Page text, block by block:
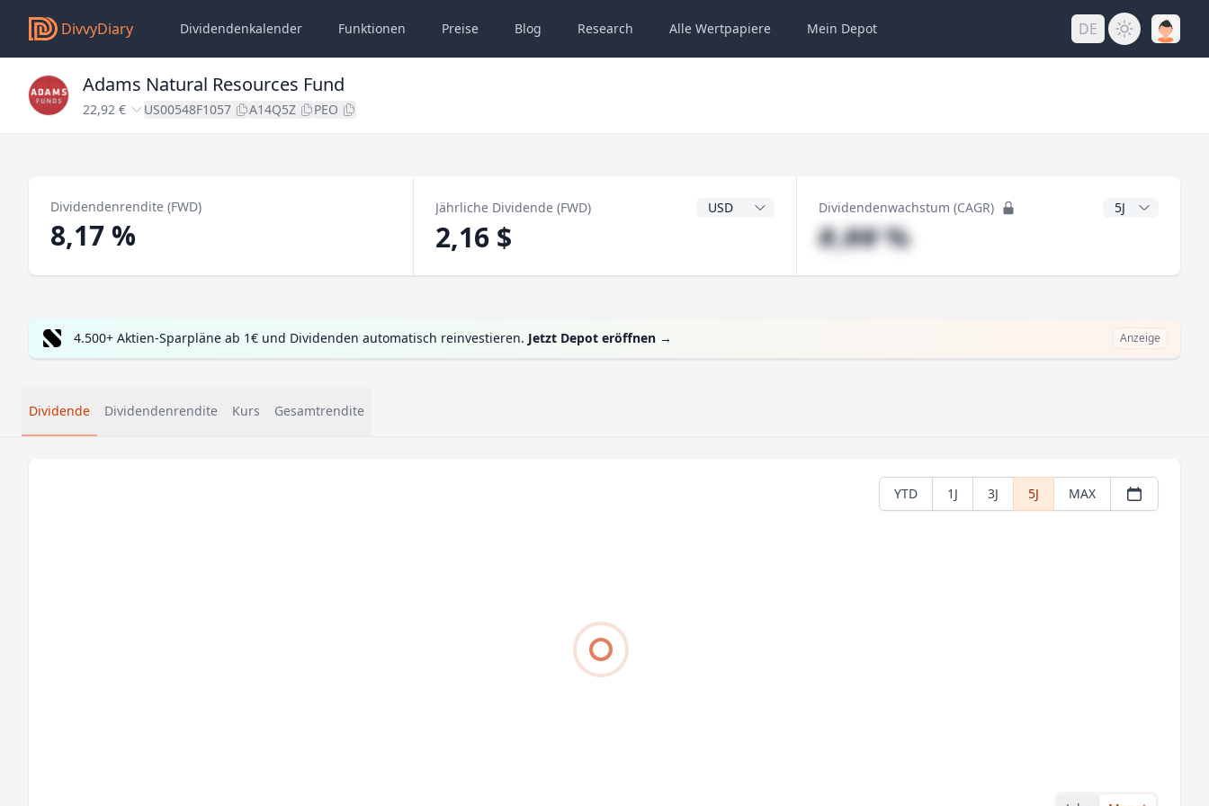
DivvyDiary Dividendenkalender Funktionen Preise Blog Research Alle Wertpapiere Mein Depot DE
Adams Natural Resources Fund
22,92 € US00548F1057 A14Q5Z PEO
Dividendenrendite (FWD)
8,17 %
Jährliche Dividende (FWD) Dividendenwährung
2,16 $
Dividendenwachstum (CAGR) CAGR Jahre
#,## %
4.500+ Aktien-Sparpläne ab 1€ und Dividenden automatisch reinvestieren. Jetzt Depot eröffnen → Anzeige
Dividende Dividendenrendite Kurs Gesamtrendite
YTD 1J 3J 5J MAX